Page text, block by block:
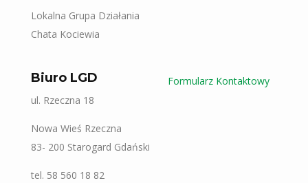
Lokalna Grupa Działania
Chata Kociewia
Biuro LGD
ul. Rzeczna 18
Nowa Wieś Rzeczna
83- 200 Starogard Gdański
tel. 58 560 18 82
Formularz Kontaktowy